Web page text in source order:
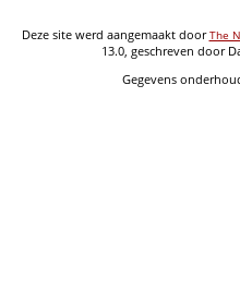
Deze site werd aangemaakt doorThe
13.0, geschreven door
Gegevens